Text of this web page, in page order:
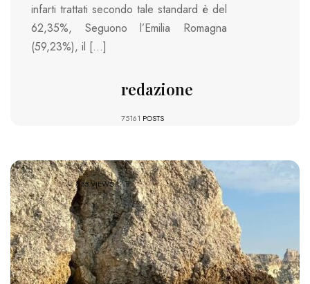
infarti trattati secondo tale standard è del
62,35%, Seguono l’Emilia Romagna
(59,23%), il […]
redazione
75161 POSTS
855 VIEWS